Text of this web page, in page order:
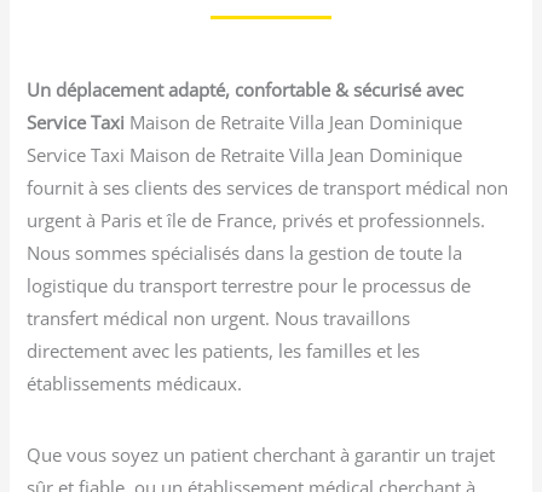
Un déplacement adapté, confortable & sécurisé avec
Service Taxi Maison de Retraite Villa Jean Dominique
Service Taxi Maison de Retraite Villa Jean Dominique
fournit à ses clients des services de transport médical non
urgent à Paris et île de France, privés et professionnels.
Nous sommes spécialisés dans la gestion de toute la
logistique du transport terrestre pour le processus de
transfert médical non urgent. Nous travaillons
directement avec les patients, les familles et les
établissements médicaux.
Que vous soyez un patient cherchant à garantir un trajet